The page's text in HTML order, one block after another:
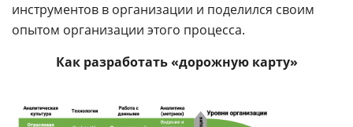
инструментов в организации и поделился своим
опытом организации этого процесса.
Как разработать «дорожную карту»